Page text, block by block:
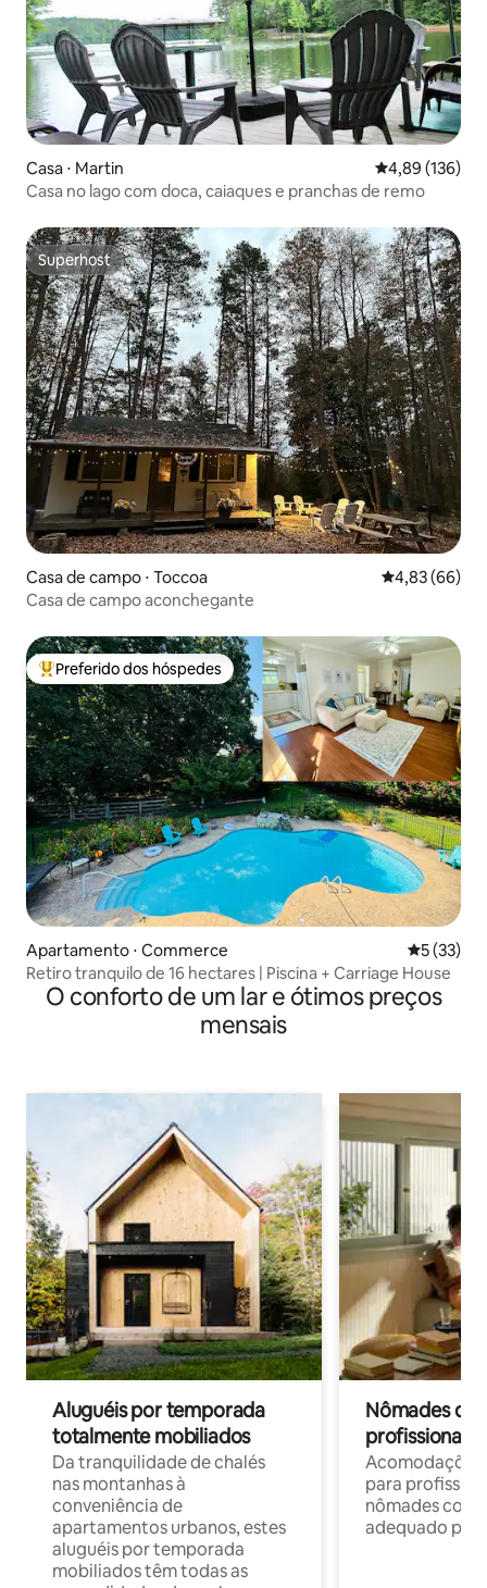
Casa ⋅ Martin 4,89 de uma
4,89 (136)
Casa no lago com doca, caiaques e pranchas de remo
Superhost
Superhost
Casa de campo ⋅ Toccoa 4,83 de uma
4,83 (66)
Casa de campo aconchegante
Entre os melhores preferidos dos hóspedes
Preferido dos hóspedes
Apartamento ⋅ Commerce 5 de uma
5 (33)
Retiro tranquilo de 16 hectares | Piscina + Carriage House
O conforto de um lar e ótimos preços
mensais
Aluguéis por temporada
totalmente mobiliados
Da tranquilidade de chalés
nas montanhas à
conveniência de
apartamentos urbanos, estes
aluguéis por temporada
mobiliados têm todas as
Nômades
profissionais
para
nômades com
adequado